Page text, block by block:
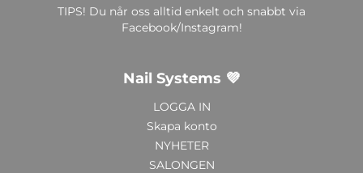
TIPS! Du når oss alltid enkelt och snabbt via
Facebook/Instagram!
Nail Systems 💜
LOGGA IN
Skapa konto
NYHETER
SALONGEN